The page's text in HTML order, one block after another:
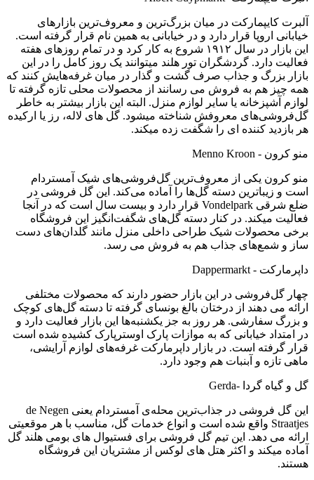
آلبرت کایپمارکت در میان بزرگ‌ترین و معروف‌ترین بازارهای
خیابانی اروپا قرار دارد و در خیابانی به همین نام قرار گرفته است.
این بازار در سال ۱۹۱۲ شروع به کار کرد و در تمام روزهای هفته
فعالیت دارد. گردشگران تور هلند میتوانند یک روز کامل را در این
بازار بزرگ و جذاب صرف گشت و گذار در میان غرفه‌هایش کنند که
همه چیز هم به فروش می رسانند از محصولات محلی تازه گرفته تا
لوازم آشپزخانه یا سایر لوازم منزل. البته این بازار بیشتر به خاطر
گل‌فروشی‌های معروفش شناخته میشود. گل های لاله، رز یا ارکیده
هر بازدید کننده ای را شگفت زده میکند.
منو کرون - Menno Kroon
منو کرون یکی از معروف‌ترین گل‌فروشی‌های شیک آمستردام
است و زیباترین دسته گل‌ها را آماده می‌کند. این گل فروشی در
ضلع شرقی Vondelpark قرار دارد و بیست سال است که در آنجا
فعالیت میکند. در کنار دسته گل‌های شگفت‌انگیز این فروشگاه
برخی محصولات شیک طراحی داخلی منزل مانند گلدان‌های دست
ساز و شمع‌های جذاب هم به فروش می رسد.
داپرمارکت - Dappermarkt
چهار گل‌فروشی در این بازار حضور دارند که محصولات مختلفی
ارائه می دهند از درختان بالغ بونسای گرفته تا دسته گل‌های کوچک
و بزرگ سفارشی. هر روز به جز یکشنبه‌ها این بازار فعالیت دارد و
در امتداد خیابانی که به موازات پارک اوسترپارک کشیده شده است
قرار گرفته است. در بازار داپرمارکت غرفه‌های لوازم آرایشی،
ماهی تازه و آبنبات هم وجود دارد.
گل و گیاه گردا -Gerda
این گل فروشی در جذاب‌ترین محله‌ی آمستردام یعنی de Negen
Straatjes واقع شده است و انواع خدمات گل، مناسب با هر موقعیتی
ارائه می دهد. این تیم گل فروشی برای فستیوال های بومی هلند گل
آماده میکند و اکثر هتل های لوکس از مشتریان این فروشگاه
هستند.